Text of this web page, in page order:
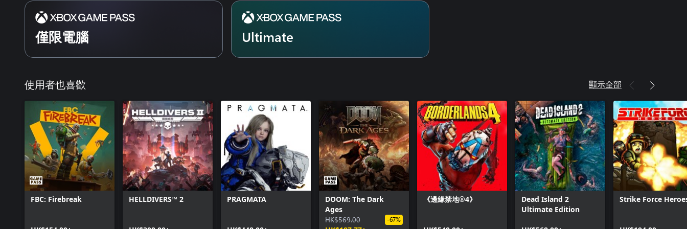
僅限電腦 Ultimate
使用者也喜歡 顯示全部
FBC: Firebreak HELLDIVERS™ 2 PRAGMATA
DOOM: The Dark
Ages
HK$569.00
-67%
《邊緣禁地®4》
Dead Island 2
Ultimate Edition
Strike Force